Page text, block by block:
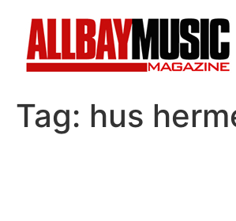
Tag: hus